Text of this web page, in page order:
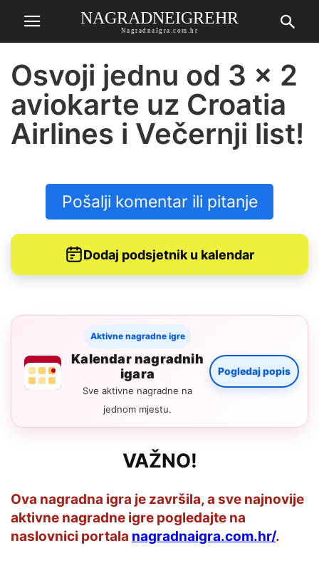
NAGRADNEIGREHR
NagradnaIgra.com.hr
Osvoji jednu od 3 x 2
aviokarte uz Croatia
Airlines i Večernji list!
Pošalji komentar ili pitanje
Dodaj podsjetnik u kalendar
Aktivne nagradne igre
Kalendar nagradnih
igara
Sve aktivne nagradne na
jednom mjestu.
Pogledaj popis
VAŽNO!
Ova nagradna igra je završila, a sve najnovije
aktivne nagradne igre pogledajte na
naslovnici portala nagradnaigra.com.hr/.